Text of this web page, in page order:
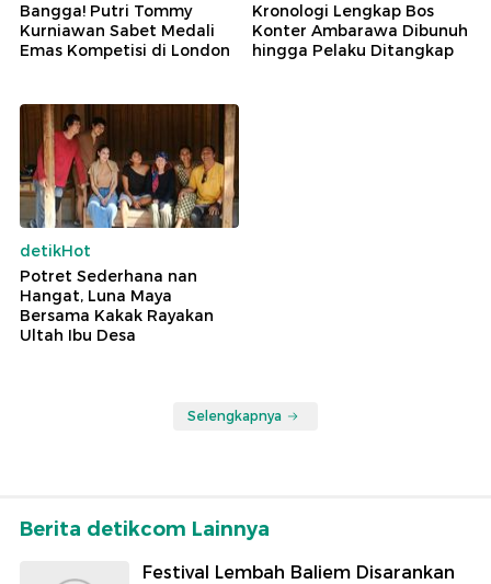
Bangga! Putri Tommy
Kurniawan Sabet Medali
Emas Kompetisi di London
Kronologi Lengkap Bos
Konter Ambarawa Dibunuh
hingga Pelaku Ditangkap
detikHot
Potret Sederhana nan
Hangat, Luna Maya
Bersama Kakak Rayakan
Ultah Ibu Desa
Selengkapnya
Berita detikcom Lainnya
Festival Lembah Baliem Disarankan